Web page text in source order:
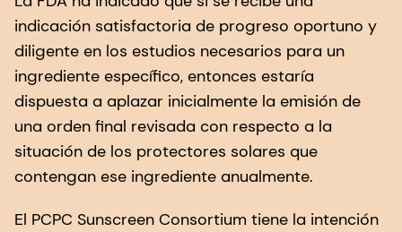
indicación satisfactoria de progreso oportuno y
diligente en los estudios necesarios para un
ingrediente específico, entonces estaría
dispuesta a aplazar inicialmente la emisión de
una orden final revisada con respecto a la
situación de los protectores solares que
contengan ese ingrediente anualmente.
El PCPC Sunscreen Consortium tiene la intención